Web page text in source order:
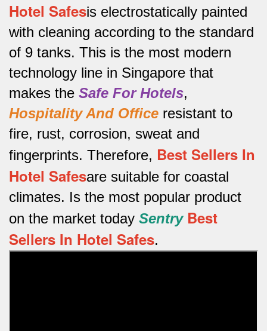
Hotel Safesis electrostatically painted
with cleaning according to the standard
of 9 tanks. This is the most modern
technology line in Singapore that
makes the Safe For Hotels,
Hospitality And Office resistant to
fire, rust, corrosion, sweat and
fingerprints. Therefore, Best Sellers In
Hotel Safesare suitable for coastal
climates. Is the most popular product
on the market today Sentry Best
Sellers In Hotel Safes.